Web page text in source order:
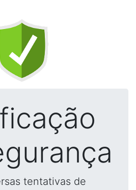
tentativas de